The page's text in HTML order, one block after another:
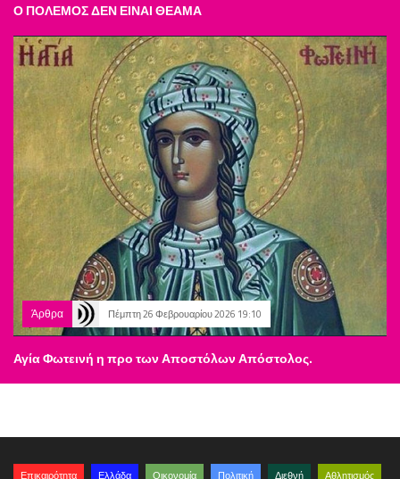
Ο ΠΟΛΕΜΟΣ ΔΕΝ ΕΙΝΑΙ ΘΕΑΜΑ
Άρθρα Πέμπτη 26 Φεβρουαρίου 2026 19:10
Αγία Φωτεινή η προ των Αποστόλων Απόστολος.
Επικαιρότητα Ελλάδα Οικονομία Πολιτική Διεθνή Αθλητισμός